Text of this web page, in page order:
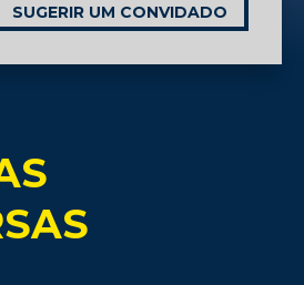
SUGERIR UM CONVIDADO